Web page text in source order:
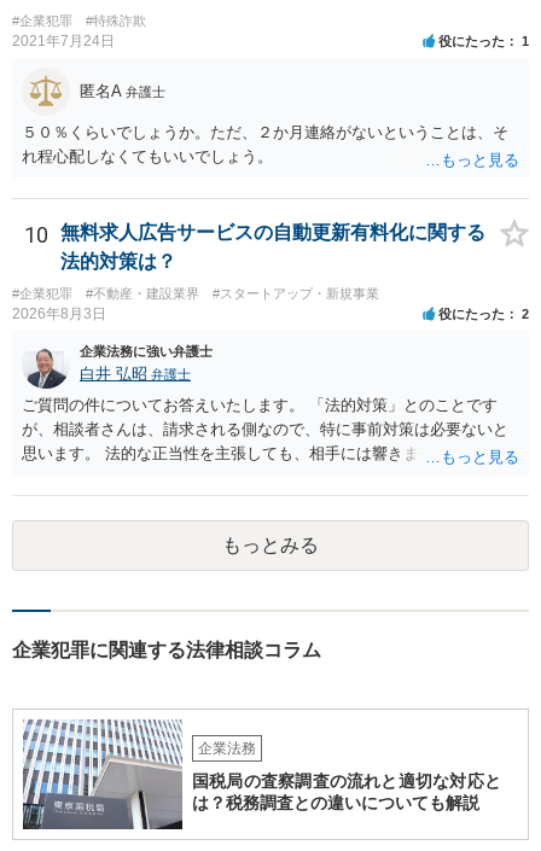
#企業犯罪 #特殊詐欺
2021年7月24日 役にたった 1
匿名A 弁護士
５０％くらいでしょうか。ただ、２か月連絡がないということは、そ
れ程心配しなくてもいいでしょう。
10
無料求人広告サービスの自動更新有料化に関する
法的対策は？
#企業犯罪 #不動産・建設業界 #スタートアップ・新規事業
2026年8月3日 役にたった 2
企業法務に強い弁護士
白井 弘昭 弁護士
ご質問の件についてお答えいたします。 「法的対策」とのことです
が、相談者さんは、請求される側なので、特に事前対策は必要ないと
思います。 法的な正当性を主張しても、相手には響きません。そもそ
的手段として裁判（おそらく少額訴訟）をするかどうかの問題ですの
で、訴訟を提起してきたら粛々と対応することになります。 少額訴訟
は、１人（１社）年間１０回までしかできないので、こちらが毅然と
支払いを拒否すれば、少額訴訟を提起する可能性は、低いものと思わ
すと、押し負けて支払うかもと考えますので、弁護士に依頼するなど
応、弁護士に依頼して同様の対応、裁判してきたら、従業員にて粛々
と対応のどれかを選択することになります。 以上、ご参考まで。
もっとみる
企業犯罪に関連する法律相談コラム
企業法務
国税局の査察調査の流れと適切な対応と
は？税務調査との違いについても解説